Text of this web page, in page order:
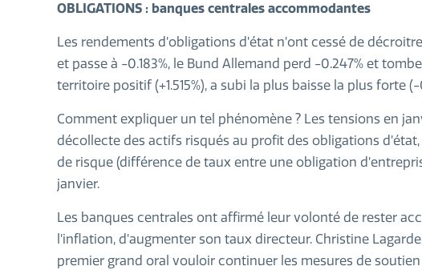
OBLIGATIONS : banques centrales accommodantes
Les rendements d’obligations d’état n’ont cessé de
et passe à -0.183%, le Bund Allemand perd -0.247% et
territoire positif (+1.515%), a subi la plus baisse la plus forte (-
Comment expliquer un tel phénomène ? Les tensions en
décollecte des actifs risqués au profit des obligations
de risque (différence de taux entre une obligation
janvier.
Les banques centrales ont affirmé leur volonté de rester
l’inflation, d’augmenter son taux directeur. Christine
premier grand oral vouloir continuer les mesures de